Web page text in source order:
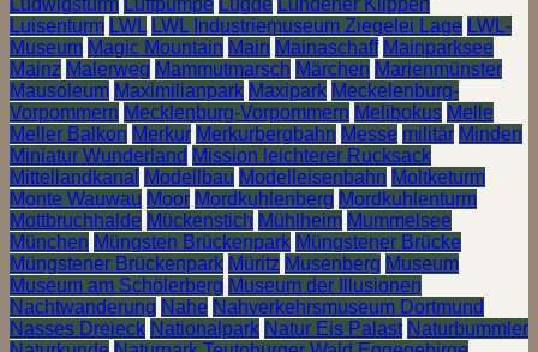
Luisenturm LWL LWL Industriemuseum Ziegelei Lage LWL-
Museum Magic Mountain Main Mainaschaff Mainparksee
Mainz Malerweg Mammutmarsch Märchen Marienmünster
Mausoleum Maximilianpark Maxipark Meckelenburg-
Vorpommern Mecklenburg-Vorpommern Melibokus Melle
Meller Balkon Merkur Merkurbergbahn Messe militär Minden
Miniatur Wunderland Mission leichterer Rucksack
Mittellandkanal
Modellbau Modelleisenbahn Moltketurm
Monte Wauwau Moor Mordkuhlenberg Mordkuhlenturm
Mottbruchhalde Mückenstich Mühlheim Mummelsee
München Müngsten Brückenpark Müngstener Brücke
Müngstener Brückenpark Müritz Musenberg Museum
Museum am Schölerberg Museum der Illusionen
Nachtwanderung Nahe Nahverkehrsmuseum Dortmund
Nasses Dreieck Nationalpark Natur Eis Palast Naturbummler